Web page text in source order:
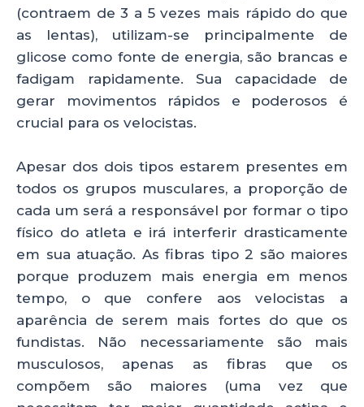
(contraem de 3 a 5 vezes mais rápido do que
as lentas), utilizam-se principalmente de
glicose como fonte de energia, são brancas e
fadigam rapidamente. Sua capacidade de
gerar movimentos rápidos e poderosos é
crucial para os velocistas.
Apesar dos dois tipos estarem presentes em
todos os grupos musculares, a proporção de
cada um será a responsável por formar o tipo
físico do atleta e irá interferir drasticamente
em sua atuação. As fibras tipo 2 são maiores
porque produzem mais energia em menos
tempo, o que confere aos velocistas a
aparência de serem mais fortes do que os
fundistas. Não necessariamente são mais
musculosos, apenas as fibras que os
compõem são maiores (uma vez que